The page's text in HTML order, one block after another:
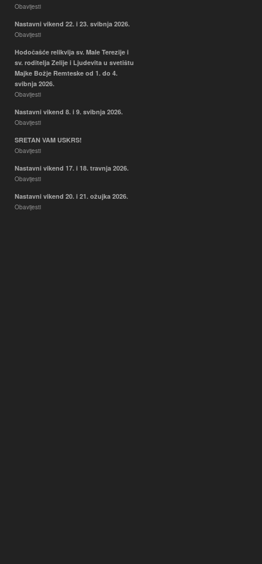
Obavijesti
Nastavni vikend 22. i 23. svibnja 2026.
Obavijesti
Hodočašće relikvija sv. Male Terezije i
sv. roditelja Zelije i Ljudevita u svetištu
Majke Božje Remteske od 1. do 4.
svibnja 2026.
Obavijesti
Nastavni vikend 8. i 9. svibnja 2026.
Obavijesti
SRETAN VAM USKRS!
Obavijesti
Nastavni vikend 17. i 18. travnja 2026.
Obavijesti
Nastavni vikend 20. i 21. ožujka 2026.
Obavijesti